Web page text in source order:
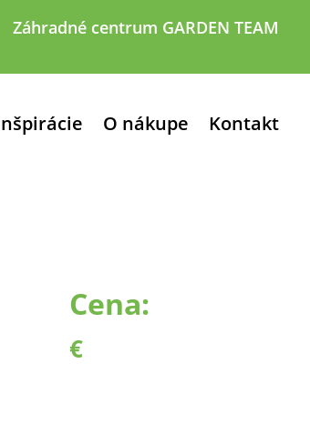
Záhradné centrum GARDEN TEAM
O nákupe Kontakt
Cena:
€